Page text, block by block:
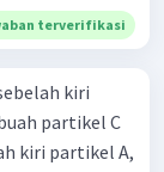
terverifikasi
kiri
partikel C
kiri partikel A,